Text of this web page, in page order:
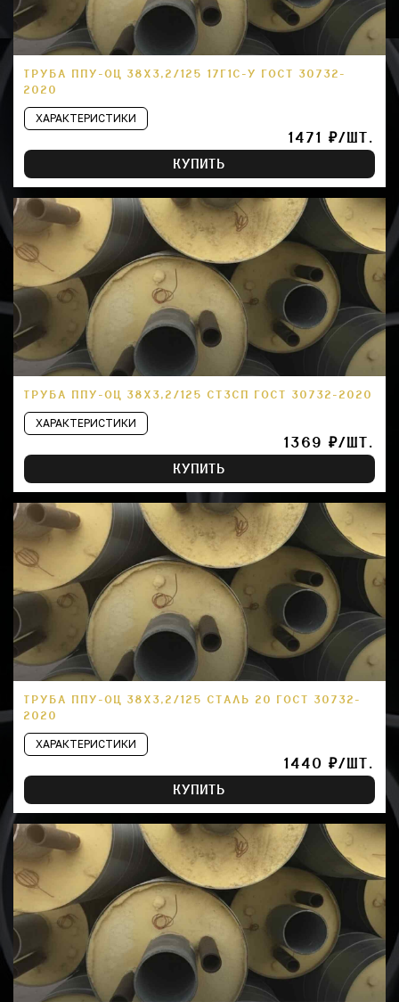
ТРУБА ППУ-ОЦ 38Х3,2/125 17Г1С-У ГОСТ 30732-
2020
ХАРАКТЕРИСТИКИ
1471 ₽/ШТ.
КУПИТЬ
ТРУБА ППУ-ОЦ 38Х3,2/125 СТ3СП ГОСТ 30732-2020
ХАРАКТЕРИСТИКИ
1369 ₽/ШТ.
КУПИТЬ
ТРУБА ППУ-ОЦ 38Х3,2/125 СТАЛЬ 20 ГОСТ 30732-
2020
ХАРАКТЕРИСТИКИ
1440 ₽/ШТ.
КУПИТЬ